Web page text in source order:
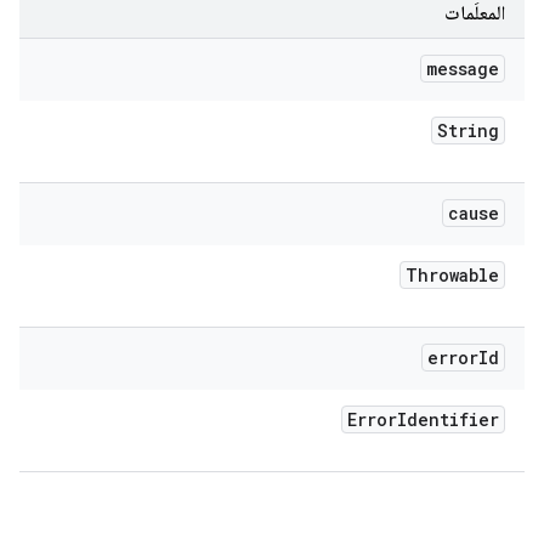
المعلَمات
message
String
cause
Throwable
errorId
ErrorIdentifier